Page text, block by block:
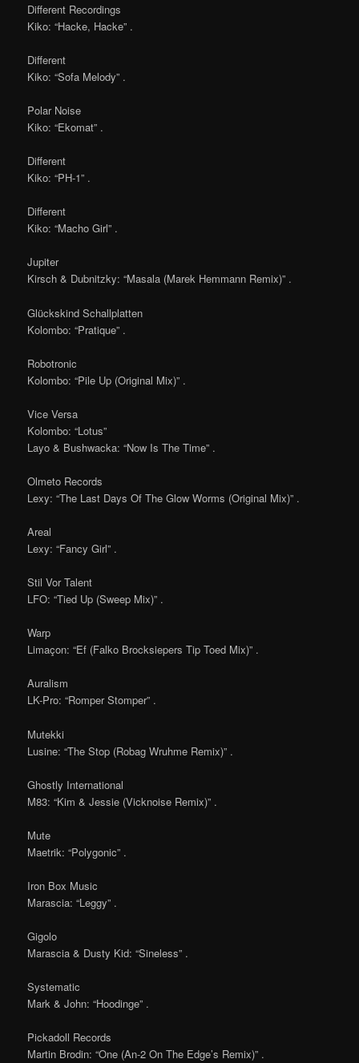
Different Recordings
Kiko: “Hacke, Hacke” .
Different
Kiko: “Sofa Melody” .
Polar Noise
Kiko: “Ekomat” .
Different
Kiko: “PH-1” .
Different
Kiko: “Macho Girl” .
Jupiter
Kirsch & Dubnitzky: “Masala (Marek Hemmann Remix)” .
Glückskind Schallplatten
Kolombo: “Pratique” .
Robotronic
Kolombo: “Pile Up (Original Mix)” .
Vice Versa
Kolombo: “Lotus”
Layo & Bushwacka: “Now Is The Time” .
Olmeto Records
Lexy: “The Last Days Of The Glow Worms (Original Mix)” .
Areal
Lexy: “Fancy Girl” .
Stil Vor Talent
LFO: “Tied Up (Sweep Mix)” .
Warp
Limaçon: “Ef (Falko Brocksiepers Tip Toed Mix)” .
Auralism
LK-Pro: “Romper Stomper” .
Mutekki
Lusine: “The Stop (Robag Wruhme Remix)” .
Ghostly International
M83: “Kim & Jessie (Vicknoise Remix)” .
Mute
Maetrik: “Polygonic” .
Iron Box Music
Marascia: “Leggy” .
Gigolo
Marascia & Dusty Kid: “Sineless” .
Systematic
Mark & John: “Hoodinge” .
Pickadoll Records
Martin Brodin: “One (An-2 On The Edge’s Remix)” .